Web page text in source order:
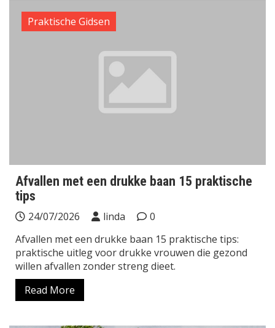
Praktische Gidsen
Afvallen met een drukke baan 15 praktische
tips
24/07/2026 linda
0
Afvallen met een drukke baan 15 praktische tips:
praktische uitleg voor drukke vrouwen die gezond
willen afvallen zonder streng dieet.
Read More